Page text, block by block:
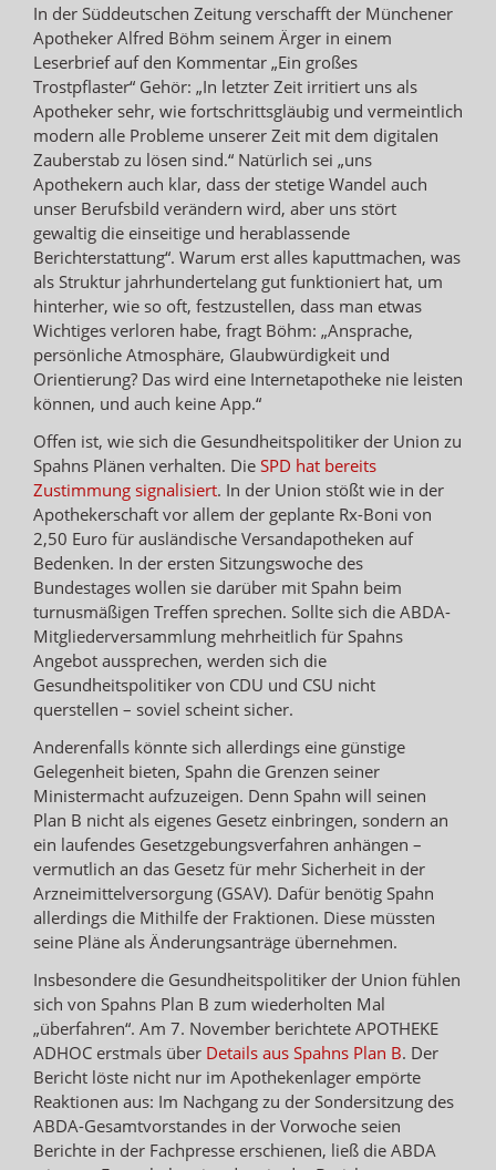
In der Süddeutschen Zeitung verschafft der Münchener
Apotheker Alfred Böhm seinem Ärger in einem
Leserbrief auf den Kommentar „Ein großes
Trostpflaster“ Gehör: „In letzter Zeit irritiert uns als
Apotheker sehr, wie fortschrittsgläubig und vermeintlich
modern alle Probleme unserer Zeit mit dem digitalen
Zauberstab zu lösen sind.“ Natürlich sei „uns
Apothekern auch klar, dass der stetige Wandel auch
unser Berufsbild verändern wird, aber uns stört
gewaltig die einseitige und herablassende
Berichterstattung“. Warum erst alles kaputtmachen, was
als Struktur jahrhundertelang gut funktioniert hat, um
hinterher, wie so oft, festzustellen, dass man etwas
Wichtiges verloren habe, fragt Böhm: „Ansprache,
persönliche Atmosphäre, Glaubwürdigkeit und
Orientierung? Das wird eine Internetapotheke nie leisten
können, und auch keine App.“
Offen ist, wie sich die Gesundheitspolitiker der Union zu
Spahns Plänen verhalten. Die SPD hat bereits
Zustimmung signalisiert. In der Union stößt wie in der
Apothekerschaft vor allem der geplante Rx-Boni von
2,50 Euro für ausländische Versandapotheken auf
Bedenken. In der ersten Sitzungswoche des
Bundestages wollen sie darüber mit Spahn beim
turnusmäßigen Treffen sprechen. Sollte sich die ABDA-
Mitgliederversammlung mehrheitlich für Spahns
Angebot aussprechen, werden sich die
Gesundheitspolitiker von CDU und CSU nicht
querstellen – soviel scheint sicher.
Anderenfalls könnte sich allerdings eine günstige
Gelegenheit bieten, Spahn die Grenzen seiner
Ministermacht aufzuzeigen. Denn Spahn will seinen
Plan B nicht als eigenes Gesetz einbringen, sondern an
ein laufendes Gesetzgebungsverfahren anhängen –
vermutlich an das Gesetz für mehr Sicherheit in der
Arzneimittelversorgung (GSAV). Dafür benötig Spahn
allerdings die Mithilfe der Fraktionen. Diese müssten
seine Pläne als Änderungsanträge übernehmen.
Insbesondere die Gesundheitspolitiker der Union fühlen
sich von Spahns Plan B zum wiederholten Mal
„überfahren“. Am 7. November berichtete APOTHEKE
ADHOC erstmals über Details aus Spahns Plan B. Der
Bericht löste nicht nur im Apothekenlager empörte
Reaktionen aus: Im Nachgang zu der Sondersitzung des
ABDA-Gesamtvorstandes in der Vorwoche seien
Berichte in der Fachpresse erschienen, ließ die ABDA